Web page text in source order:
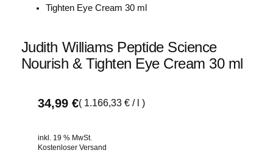
Judith Williams Peptide Science
Nourish & Tighten Eye Cream 30 ml
34,99 €( 1.166,33 €/ )
inkl. 19 % MwSt.
Kostenloser Versand